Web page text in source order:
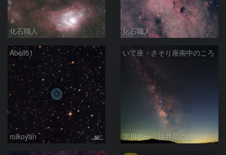
化石職人 化石職人
Abell51
mikoyan
いて座・さそり座南中のころ
宮川祐一「福井星の会」